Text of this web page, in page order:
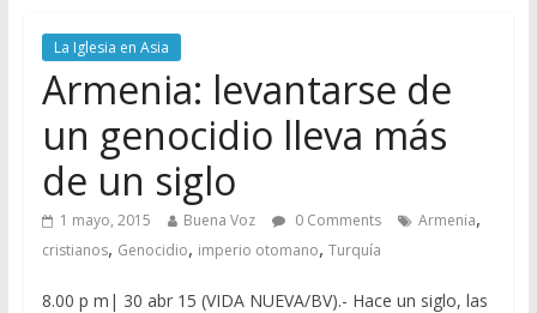
La Iglesia en Asia
Armenia: levantarse de
un genocidio lleva más
de un siglo
1 mayo, 2015 Buena Voz 0 Comments Armenia,
cristianos, Genocidio, imperio otomano, Turquía
8.00 p m| 30 abr 15 (VIDA NUEVA/BV).- Hace un siglo, las